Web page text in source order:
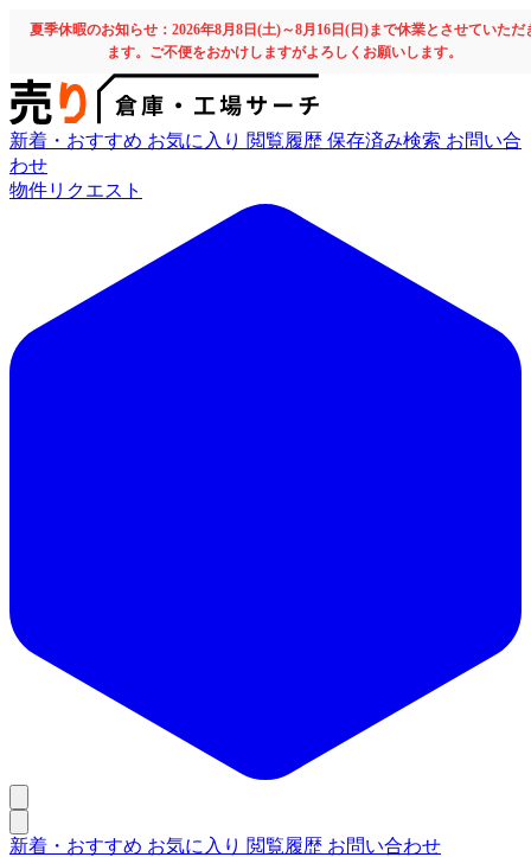
夏季休暇のお知らせ：2026年8月8日(土)～8月16日(日)まで休業とさせていただ
ます。ご不便をおかけしますがよろしくお願いします。
新着・おすすめ お気に入り 閲覧履歴 保存済み検索 お問い合
わせ
物件リクエスト
新着・おすすめ お気に入り 閲覧履歴 お問い合わせ